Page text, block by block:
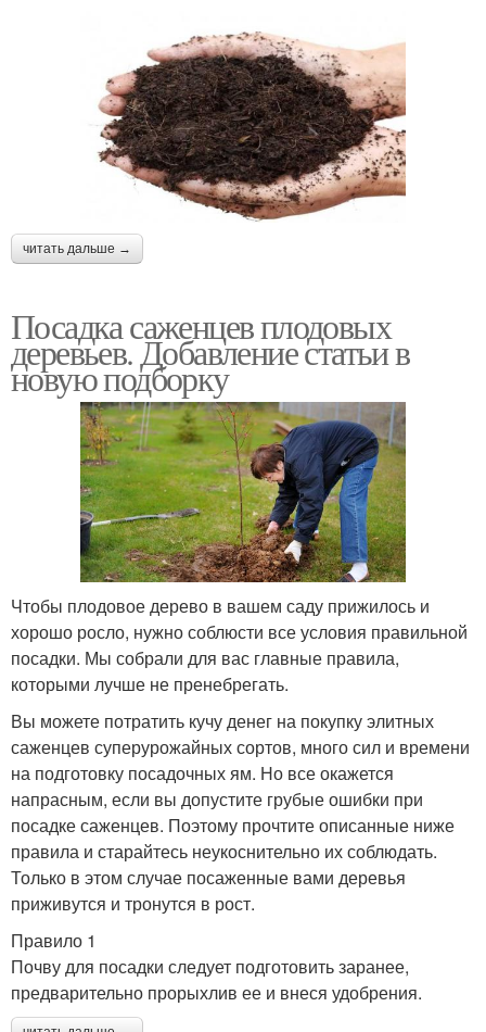
читать дальше →
Посадка саженцев плодовых
деревьев. Добавление статьи в
новую подборку
Чтобы плодовое дерево в вашем саду прижилось и
хорошо росло, нужно соблюсти все условия правильной
посадки. Мы собрали для вас главные правила,
которыми лучше не пренебрегать.
Вы можете потратить кучу денег на покупку элитных
саженцев суперурожайных сортов, много сил и времени
на подготовку посадочных ям. Но все окажется
напрасным, если вы допустите грубые ошибки при
посадке саженцев. Поэтому прочтите описанные ниже
правила и старайтесь неукоснительно их соблюдать.
Только в этом случае посаженные вами деревья
приживутся и тронутся в рост.
Правило 1
Почву для посадки следует подготовить заранее,
предварительно прорыхлив ее и внеся удобрения.